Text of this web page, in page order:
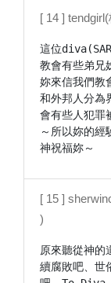
[ 14 ]
這位
教會有些弟兄
妳來信我們教
和外邦人分為
會有些人犯罪
～所以妳的經
神祝福妳～
[ 15 ]
)
原來聽從神的
續腐敗吧、世